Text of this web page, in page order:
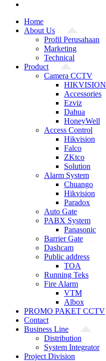
Home
About Us
Profil Perusahaan
Marketing
Technical
Product
Camera CCTV
HIKVISION
Accessories
Ezviz
Dahua
HoneyWell
Access Control
Hikvision
Falco
ZKtco
Solution
Alarm System
Chuango
Hikvision
Paradox
Auto Gate
PABX System
Panasonic
Barrier Gate
Dashcam
Public address
TOA
Running Teks
Fire Alarm
VTM
Albox
PROMO PAKET CCTV
Contact
Business Line
Distribution
System Integrator
Project Division